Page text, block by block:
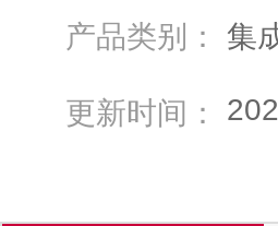
产品类别： 集
更新时间：